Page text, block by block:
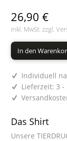
26,90 €
inkl. MwSt. zzgl.
In den
Individuell
Lieferzeit: 3 -
Das Shirt
Unsere